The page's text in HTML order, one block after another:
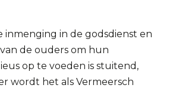
inmenging in de godsdienst en
de ouders om hun
op te voeden is stuitend,
wordt het als Vermeersch